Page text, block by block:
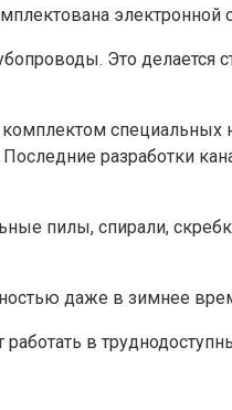
электронной
Это делается
специальных
разработки
пилы, спирали,
даже в зимнее
в